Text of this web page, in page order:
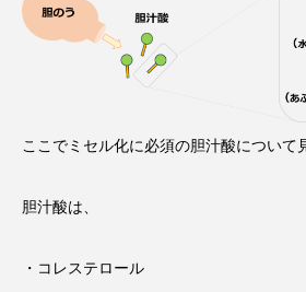
ここでミセル化に必須の胆汁酸について
胆汁酸は、
・コレステロール